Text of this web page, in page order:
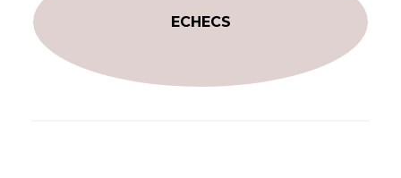
ECHECS